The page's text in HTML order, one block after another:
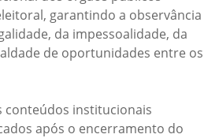
garantindo a observância
da impessoalidade, da
de oportunidades entre os
conteúdos institucionais
após o encerramento do